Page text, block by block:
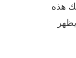
هذه